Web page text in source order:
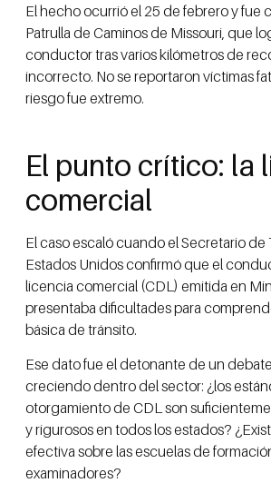
El hecho ocurrió el 25 de febrero y fue
Patrulla de Caminos de Missouri, que
conductor tras varios kilómetros de
incorrecto. No se reportaron víctimas
riesgo fue extremo.
El punto crítico: la
comercial
El caso escaló cuando el Secretario de
Estados Unidos confirmó que el
licencia comercial (CDL) emitida en
presentaba dificultades para
básica de tránsito.
Ese dato fue el detonante de un
creciendo dentro del sector: ¿los
otorgamiento de CDL son
y rigurosos en todos los estados?
efectiva sobre las escuelas de
examinadores?